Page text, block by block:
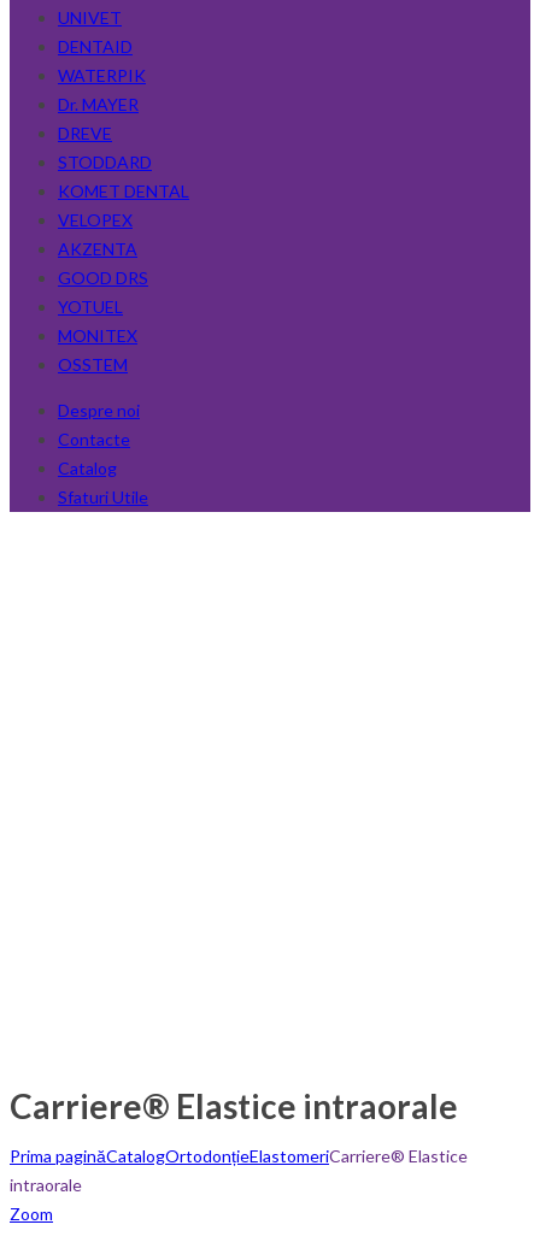
UNIVET
DENTAID
WATERPIK
Dr. MAYER
DREVE
STODDARD
KOMET DENTAL
VELOPEX
AKZENTA
GOOD DRS
YOTUEL
MONITEX
OSSTEM
Despre noi
Contacte
Catalog
Sfaturi Utile
Carriere® Elastice intraorale
Prima paginăCatalogOrtodonțieElastomeriCarriere® Elastice
intraorale
Zoom